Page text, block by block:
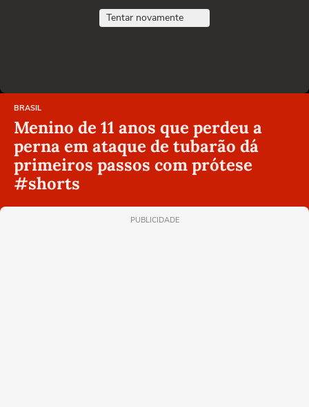
Tentar novamente
BRASIL
Menino de 11 anos que perdeu a
perna em ataque de tubarão dá
primeiros passos com prótese
#shorts
PUBLICIDADE